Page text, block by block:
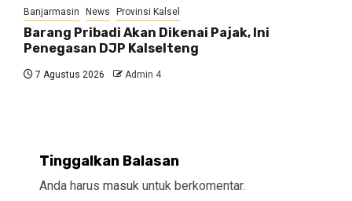
Banjarmasin News Provinsi Kalsel
Barang Pribadi Akan Dikenai Pajak, Ini
Penegasan DJP Kalselteng
7 Agustus 2026 Admin 4
Tinggalkan Balasan
Anda harus masuk untuk berkomentar.